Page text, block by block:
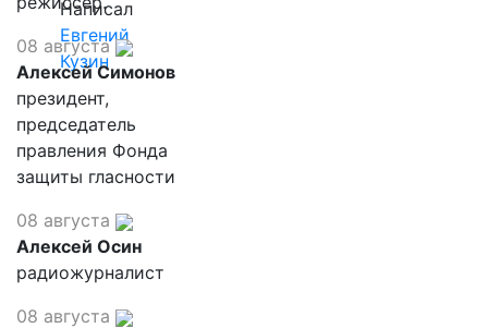
Написал
Евгений
Кузин
08 августа
Алексей Симонов
президент,
председатель
правления Фонда
защиты гласности
08 августа
Алексей Осин
радиожурналист
08 августа